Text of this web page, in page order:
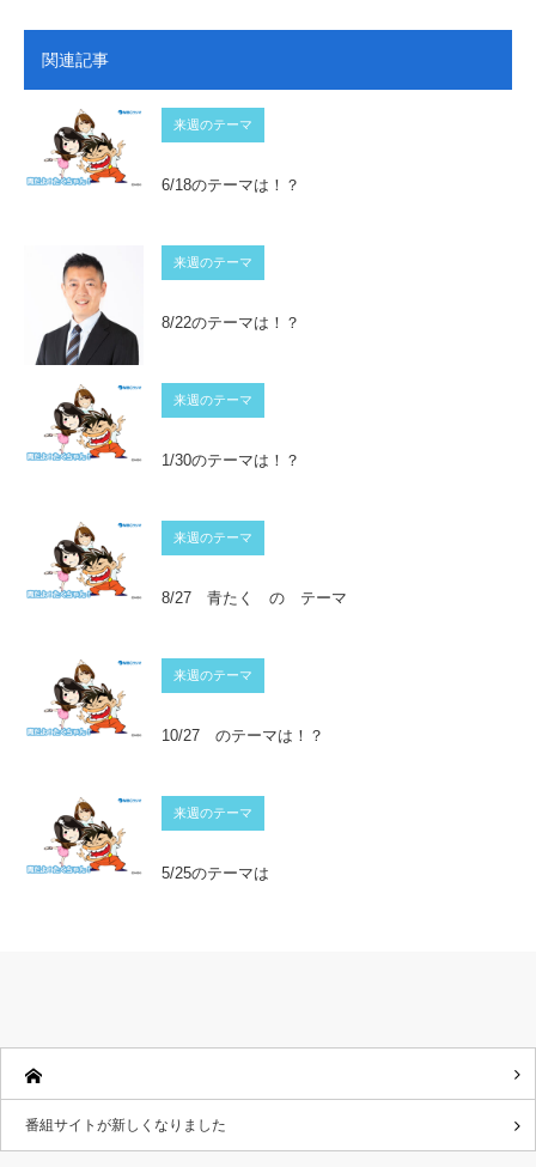
関連記事
来週のテーマ
6/18のテーマは！？
来週のテーマ
8/22のテーマは！？
来週のテーマ
1/30のテーマは！？
来週のテーマ
8/27 青たく の テーマ
来週のテーマ
10/27 のテーマは！？
来週のテーマ
5/25のテーマは
番組サイトが新しくなりました